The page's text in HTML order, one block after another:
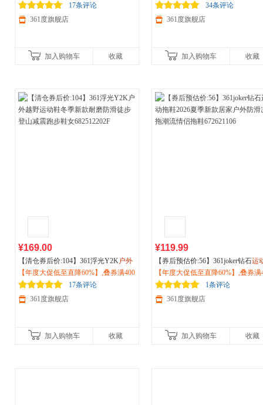
登山鞋572513301
减150/600减230,立即抢购！
17条评论
361度旗舰店
加入购物车 收藏
步鞋子682512247
减150/600减230,立即抢购！
34条评论
361度旗舰店
加入购物车 收藏
¥169.00
【清仓券后价:104】361浮光Y2K户外
越野运动鞋冬季新款耐磨防滑徒步登
山减震跑步鞋女682512202F
【年度大促低至直降60%】,叠券满400
减150/600减230,立即抢购！
17条评论
361度旗舰店
加入购物车 收藏
¥119.99
【券后预估价:56】361joker钻石运
拖鞋2026夏季新款居家户外防滑凉
潮流情侣拖鞋672621106
【年度大促低至直降60%】,叠券满
减150/600减230,立即抢购！
1条评论
361度旗舰店
加入购物车 收藏